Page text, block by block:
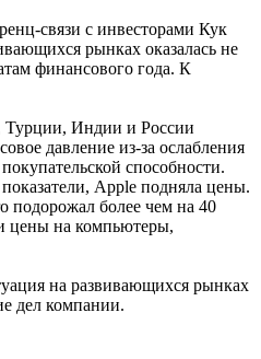
связи с инвесторами Кук
рынках оказалась не
финансового года. К
Турции, Индии и России
давление из-за ослабления
способности.
Apple подняла цены.
подорожал более чем на 40
цены на компьютеры,
на развивающихся рынках
дел компании.